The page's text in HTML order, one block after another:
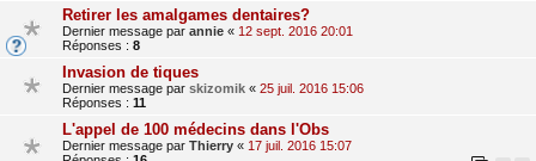
Retirer les amalgames dentaires?
Dernier message par annie « 12 sept. 2016 20:01
Réponses : 8
Invasion de tiques
Dernier message par skizomik « 25 juil. 2016 15:06
Réponses : 11
L'appel de 100 médecins dans l'Obs
Dernier message par Thierry « 17 juil. 2016 15:07